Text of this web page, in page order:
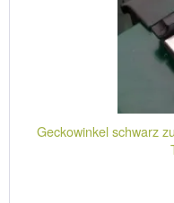
Geckowinkel schwarz